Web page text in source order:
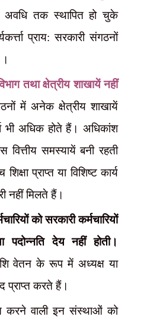
तक स्थापित हो चुके
प्राय: सरकारी संगठनों
तथा क्षेत्रीय शाखायें नहीं
में अनेक क्षेत्रीय शाखायें
भी अधिक होते हैं। अधिकांश
समस्यायें बनी रहती
प्राप्त या विशिष्ट कार्य
नहीं मिलते हैं।
को सरकारी कर्मचारियों
देय नहीं होती।
वेतन के रूप में अध्यक्ष या
प्राप्त करते हैं।
करने वाली इन संस्थाओं को